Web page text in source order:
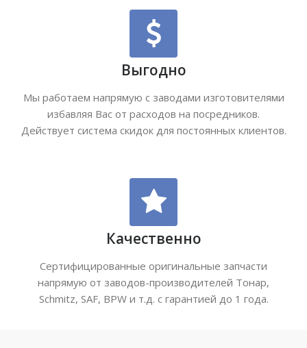
Выгодно
Мы работаем напрямую с заводами изготовителями
избавляя Вас от расходов на посредников.
Действует система скидок для постоянных клиентов.
Качественно
Сертифицированные оригинальные запчасти
напрямую от заводов-производителей Тонар,
Schmitz, SAF, BPW и т.д. с гарантией до 1 года.